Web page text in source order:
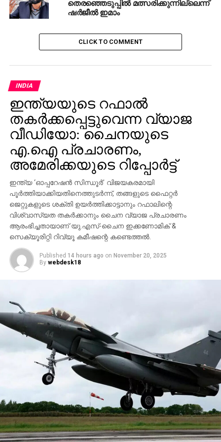
ഫഡ്‌നാവിസുമായുള്ള കൂടിക്കാഴ്ച
രാഷ്ട്രീയപരമല്ല, ഞങ്ങള്‍ ശത്രുക്കളുമല്ല;
സ്വലാഹുദ്ദീന്‍ വധം: ശേഷിക്കുന്ന പ്രതികള്‍
പോലീസെത്തും മുമ്പ് രക്ഷപ്പെട്ടു
ഷർജീൽ ഇമാം
CLICK TO COMMENT
INDIA
ഇന്ത്യയുടെ റഫാല്‍
തകര്‍ക്കപ്പെട്ടുവെന്ന വ്യാജ
വീഡിയോ: ചൈനയുടെ
എ.ഐ പ്രചാരണം,
അമേരിക്കയുടെ റിപ്പോര്‍ട്ട്
ഇന്ത്യ ‘ഓപ്പറേഷന്‍ സിന്ധൂര്‍’ വിജയകരമായി
പൂര്‍ത്തിയാക്കിയതിനെത്തുടര്‍ന്ന്, തങ്ങളുടെ ഫൈറ്റര്‍
ജെറ്റുകളുടെ ശക്തി ഉയര്‍ത്തിക്കാട്ടാനും റഫാലിന്റെ
വിശ്വാസ്യത തകര്‍ക്കാനും ചൈന വ്യാജ പ്രചാരണം
ആരംഭിച്ചതായാണ് യു.എസ്-ചൈന ഇക്കണോമിക് &
സെക്യൂരിറ്റി റിവ്യൂ കമീഷന്റെ കണ്ടെത്തല്‍.
Published 14 hours ago on November 20, 2025
By webdesk18